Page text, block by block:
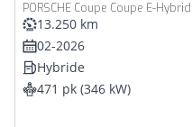
13.250 km
02-2026
Hybride
471 pk (346 kW)